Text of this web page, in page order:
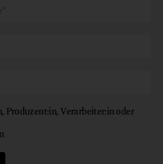
Produzent:in, Verarbeiter:in oder